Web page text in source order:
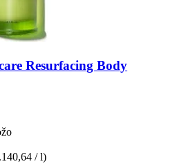
Resurfacing Body
/ l)